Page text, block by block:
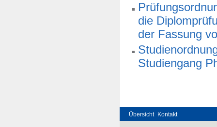
die
der Fassung
Studiengang
Übersicht Kontakt